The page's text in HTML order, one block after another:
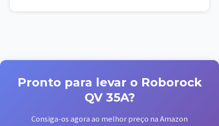
Pronto para levar o Roborock
QV 35A?
Consiga-os agora ao melhor preço na Amazon